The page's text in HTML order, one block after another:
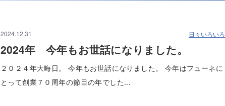
2024.12.31 日々いろいろ
2024年 今年もお世話になりました。
２０２４年大晦日。 今年もお世話になりました。 今年はフューネに
とって創業７０周年の節目の年でした...